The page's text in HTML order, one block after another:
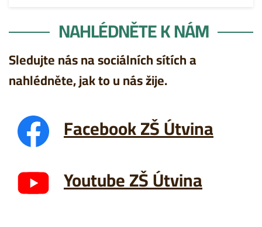
NAHLÉDNĚTE K NÁM
Sledujte nás na sociálních sítích a
nahlédněte, jak to u nás žije.
Facebook ZŠ Útvina
Youtube ZŠ Útvina